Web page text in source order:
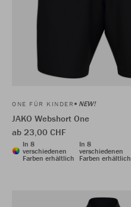
ONE FÜR KINDER NEW!
JAKO Webshort One
ab 23,00 CHF
In 8
verschiedenen
Farben erhältlich
In 8
verschiedenen
Farben erhältlich